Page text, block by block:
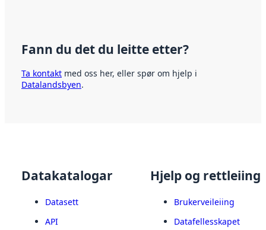
Fann du det du leitte etter?
Ta kontakt med oss her, eller spør om hjelp i
Datalandsbyen.
Datakatalogar
Datasett
API
Hjelp og rettleiing
Brukerveileiing
Datafellesskapet